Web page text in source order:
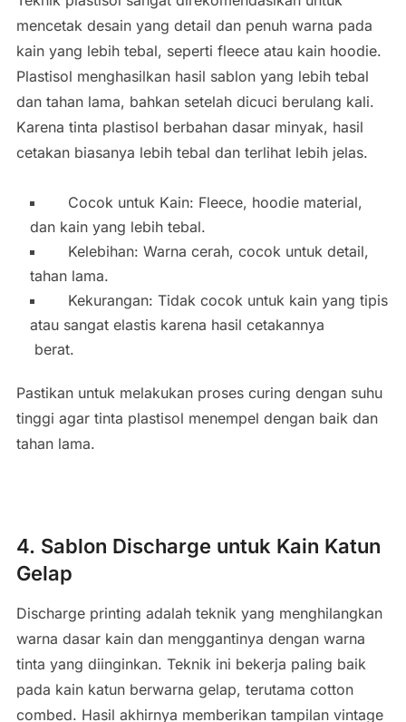
mencetak desain yang detail dan penuh warna pada
kain yang lebih tebal, seperti fleece atau kain hoodie.
Plastisol menghasilkan hasil sablon yang lebih tebal
dan tahan lama, bahkan setelah dicuci berulang kali.
Karena tinta plastisol berbahan dasar minyak, hasil
cetakan biasanya lebih tebal dan terlihat lebih jelas.
Cocok untuk Kain: Fleece, hoodie material,
dan kain yang lebih tebal.
Kelebihan: Warna cerah, cocok untuk detail,
tahan lama.
Kekurangan: Tidak cocok untuk kain yang tipis
atau sangat elastis karena hasil cetakannya
berat.
Pastikan untuk melakukan proses curing dengan suhu
tinggi agar tinta plastisol menempel dengan baik dan
tahan lama.
4. Sablon Discharge untuk Kain Katun
Gelap
Discharge printing adalah teknik yang menghilangkan
warna dasar kain dan menggantinya dengan warna
tinta yang diinginkan. Teknik ini bekerja paling baik
pada kain katun berwarna gelap, terutama cotton
combed. Hasil akhirnya memberikan tampilan vintage